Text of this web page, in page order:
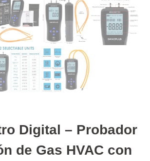
Digital – Probador
de Gas HVAC con